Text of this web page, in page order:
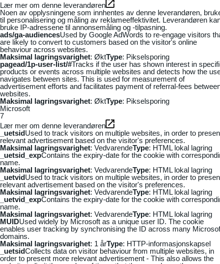
Lær mer om denne leverandøren
Noen av opplysningene som innhentes av denne leverandøren,
til personalisering og måling av reklameeffektivitet. Leverandøren
bruke IP-adressene til annonsemåling og -tilpasning.
ads/ga-audiencesUsed by Google AdWords to re-engage visitors
are likely to convert to customers based on the visitor's online
behaviour across websites.
Maksimal lagringsvarighet: ØktType: Pikselsporing
pagead/1p-user-list/#Tracks if the user has shown interest in
products or events across multiple websites and detects how the
navigates between sites. This is used for measurement of
advertisement efforts and facilitates payment of referral-fees
websites.
Maksimal lagringsvarighet: ØktType: Pikselsporing
Microsoft
7
Lær mer om denne leverandøren
_uetsidUsed to track visitors on multiple websites, in order to
relevant advertisement based on the visitor's preferences.
Maksimal lagringsvarighet: VedvarendeType: HTML lokal lagring
_uetsid_expContains the expiry-date for the cookie with
name.
Maksimal lagringsvarighet: VedvarendeType: HTML lokal lagring
_uetvidUsed to track visitors on multiple websites, in order to
relevant advertisement based on the visitor's preferences.
Maksimal lagringsvarighet: VedvarendeType: HTML lokal lagring
_uetvid_expContains the expiry-date for the cookie with
name.
Maksimal lagringsvarighet: VedvarendeType: HTML lokal lagring
MUIDUsed widely by Microsoft as a unique user ID. The cookie
enables user tracking by synchronising the ID across many
domains.
Maksimal lagringsvarighet: 1 årType: HTTP-informasjonskapsel
_uetsidCollects data on visitor behaviour from multiple websites, in
order to present more relevant advertisement - This also allows the